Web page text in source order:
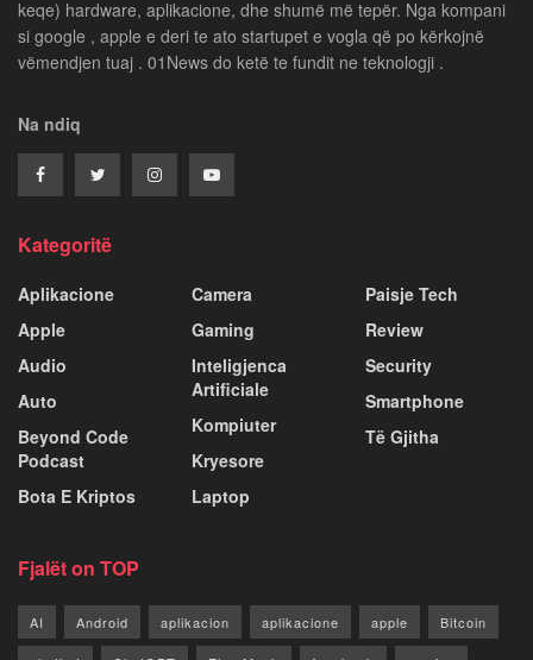
keqe) hardware, aplikacione, dhe shumë më tepër. Nga kompani
si google , apple e deri te ato startupet e vogla që po kërkojnë
vëmendjen tuaj . 01News do ketë te fundit ne teknologji .
Na ndiq
Kategoritë
Aplikacione
Apple
Audio
Auto
Beyond Code
Podcast
Bota E Kriptos
Camera
Gaming
Inteligjenca
Artificiale
Kompiuter
Kryesore
Laptop
Paisje Tech
Review
Security
Smartphone
Të Gjitha
Fjalët on TOP
AI Android aplikacion aplikacione apple Bitcoin